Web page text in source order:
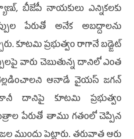
బీజేపీ నాయకులు ఎన్నికలకు
పేరుతో అనేక అబద్దాలను
కూటమి ప్రభుత్వం రాగానే బడ్జెట్‌
వారు చెబుతున్న దానిలో ఎంత
ఆనాడే వైయస్ జగన్
దానిపై కూటమి ప్రభుత్వం
పేరుతో తాము గతంలో చెప్పిన
ముందు పెట్టారు. తరువాత ఆరు